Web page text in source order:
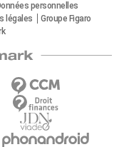
personnelles
légales
Groupe Figaro